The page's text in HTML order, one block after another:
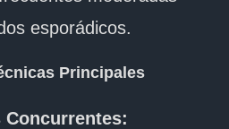
esporádicos.
Principales
Concurrentes: